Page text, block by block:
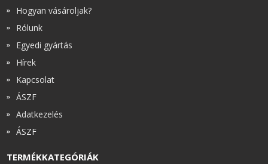
Hogyan vásároljak?
Rólunk
Egyedi gyártás
Hírek
Kapcsolat
ÁSZF
Adatkezelés
ÁSZF
TERMÉKKATEGÓRIÁK